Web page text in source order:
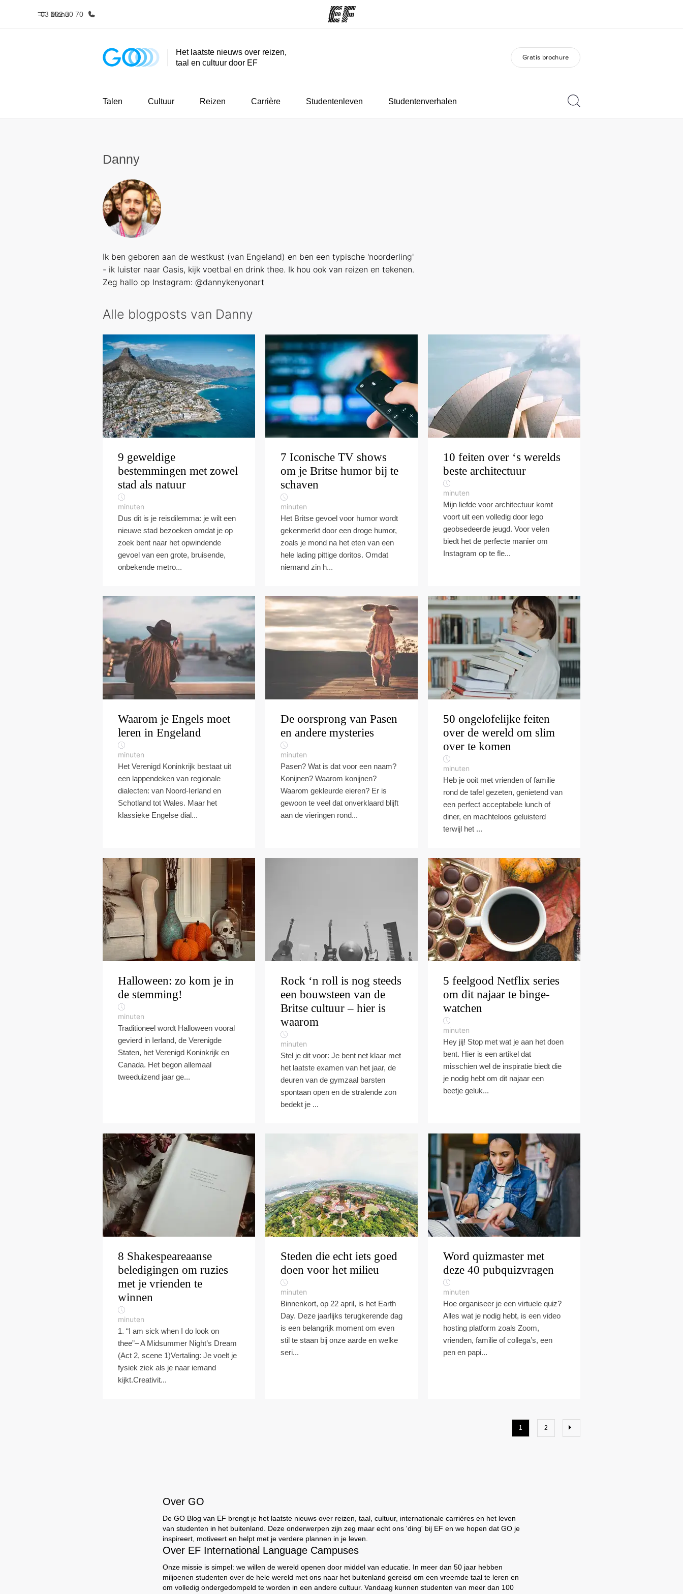
Menu
03 202 30 70
Home Programma's Carrières
Het laatste nieuws over reizen,
taal en cultuur door EF
Gratis brochure
Talen Cultuur Reizen Carrière Studentenleven Studentenverhalen
Danny
Ik ben geboren aan de westkust (van Engeland) en ben een typische 'noorderling'
- ik luister naar Oasis, kijk voetbal en drink thee. Ik hou ook van reizen en tekenen.
Zeg hallo op Instagram: @dannykenyonart
Alle blogposts van Danny
9 geweldige
bestemmingen met zowel
stad als natuur
minuten
Dus dit is je reisdilemma: je wilt een
nieuwe stad bezoeken omdat je op
zoek bent naar het opwindende
gevoel van een grote, bruisende,
onbekende metro...
7 Iconische TV shows
om je Britse humor bij te
schaven
minuten
Het Britse gevoel voor humor wordt
gekenmerkt door een droge humor,
zoals je mond na het eten van een
hele lading pittige doritos. Omdat
niemand zin h...
10 feiten over ‘s werelds
beste architectuur
minuten
Mijn liefde voor architectuur komt
voort uit een volledig door lego
geobsedeerde jeugd. Voor velen
biedt het de perfecte manier om
Instagram op te fle...
Waarom je Engels moet
leren in Engeland
minuten
Het Verenigd Koninkrijk bestaat uit
een lappendeken van regionale
dialecten: van Noord-Ierland en
Schotland tot Wales. Maar het
klassieke Engelse dial...
De oorsprong van Pasen
en andere mysteries
minuten
Pasen? Wat is dat voor een naam?
Konijnen? Waarom konijnen?
Waarom gekleurde eieren? Er is
gewoon te veel dat onverklaard blijft
aan de vieringen rond...
50 ongelofelijke feiten
over de wereld om slim
over te komen
minuten
Heb je ooit met vrienden of familie
rond de tafel gezeten, genietend van
een perfect acceptabele lunch of
diner, en machteloos geluisterd
terwijl het ...
Halloween: zo kom je in
de stemming!
minuten
Traditioneel wordt Halloween vooral
gevierd in Ierland, de Verenigde
Staten, het Verenigd Koninkrijk en
Canada. Het begon allemaal
tweeduizend jaar ge...
Rock ‘n roll is nog steeds
een bouwsteen van de
Britse cultuur – hier is
waarom
minuten
Stel je dit voor: Je bent net klaar met
het laatste examen van het jaar, de
deuren van de gymzaal barsten
spontaan open en de stralende zon
bedekt je ...
5 feelgood Netflix series
om dit najaar te binge-
watchen
minuten
Hey jij! Stop met wat je aan het doen
bent. Hier is een artikel dat
misschien wel de inspiratie biedt die
je nodig hebt om dit najaar een
beetje geluk...
8 Shakespeareaanse
beledigingen om ruzies
met je vrienden te
winnen
minuten
1. “I am sick when I do look on
thee”– A Midsummer Night’s Dream
(Act 2, scene 1)Vertaling: Je voelt je
fysiek ziek als je naar iemand
kijkt.Creativit...
Steden die echt iets goed
doen voor het milieu
minuten
Binnenkort, op 22 april, is het Earth
Day. Deze jaarlijks terugkerende dag
is een belangrijk moment om even
stil te staan bij onze aarde en welke
seri...
Word quizmaster met
deze 40 pubquizvragen
minuten
Hoe organiseer je een virtuele quiz?
Alles wat je nodig hebt, is een video
hosting platform zoals Zoom,
vrienden, familie of collega’s, een
pen en papi...
1 2
Over GO
De GO Blog van EF brengt je het laatste nieuws over reizen, taal, cultuur, internationale carrières en het leven
van studenten in het buitenland. Deze onderwerpen zijn zeg maar echt ons 'ding' bij EF en we hopen dat GO je
inspireert, motiveert en helpt met je verdere plannen in je leven.
Over EF International Language Campuses
Onze missie is simpel: we willen de wereld openen door middel van educatie. In meer dan 50 jaar hebben
miljoenen studenten over de hele wereld met ons naar het buitenland gereisd om een vreemde taal te leren en
om volledig ondergedompeld te worden in een andere cultuur. Vandaag kunnen studenten van meer dan 100